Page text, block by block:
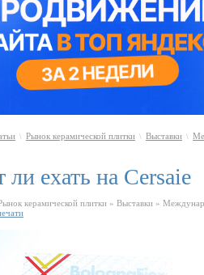
\ Рынок керамической плитки \ Выставки \
ли ехать на Cersaie
керамической плитки » Выставки »